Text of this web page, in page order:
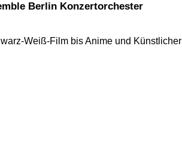
Berlin Konzertorchester
Weiß-Film bis Anime und Künstlicher